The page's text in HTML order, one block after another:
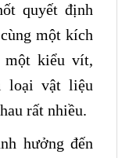
quyết định
một kích
một kiểu vít,
loại vật liệu
rất nhiều.
hưởng đến